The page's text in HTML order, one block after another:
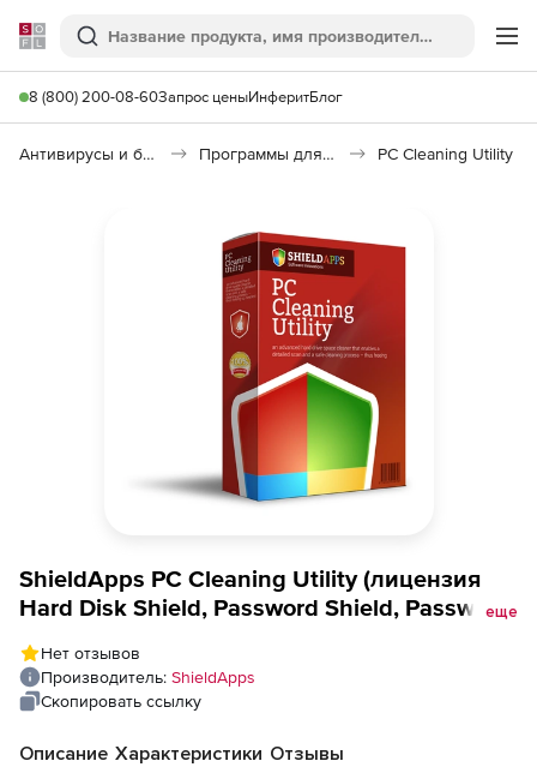
Softline
Поиск
8 (800) 200-08-60Запрос ценыИнферитБлог
Антивирусы и безопасность Программы для удаления информации PC Cleaning Utility
ShieldApps PC Cleaning Utility (лицензия
Hard Disk Shield, Password Shield, Password
Количество пользователей на 3 года
еще
Нет отзывов
Производитель: ShieldApps
Скопировать ссылку
Описание Характеристики Отзывы